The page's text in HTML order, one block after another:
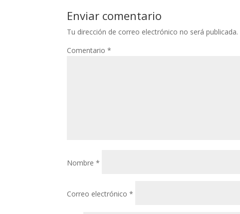
Enviar comentario
Tu dirección de correo electrónico no será publicada.
Comentario*
Nombre*
Correo electrónico*